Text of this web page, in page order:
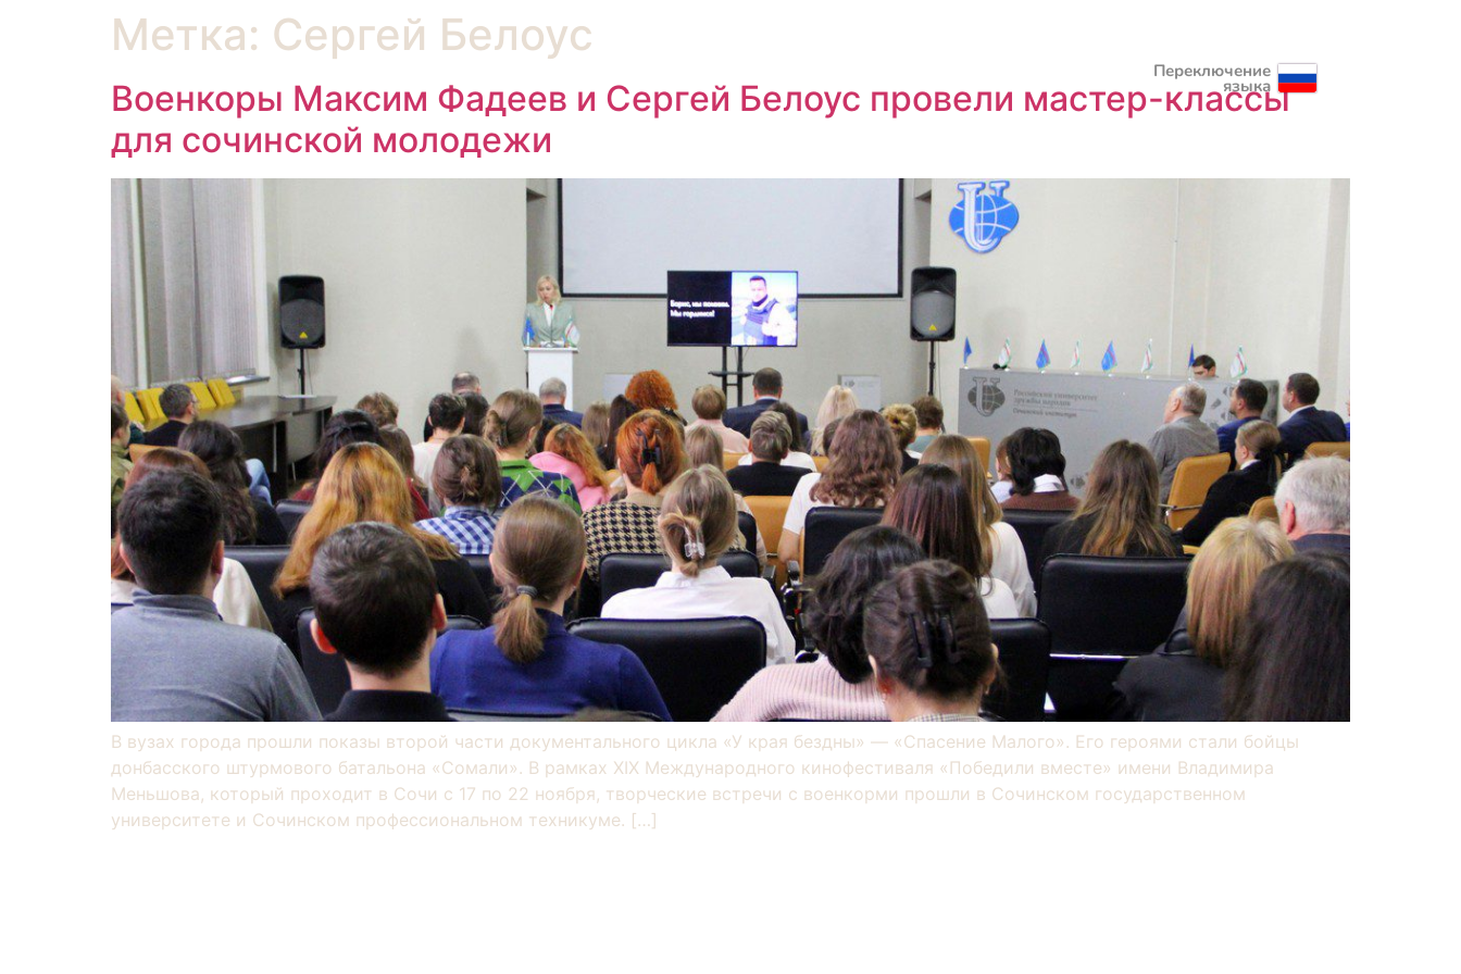
Метка: Сергей Белоус
Военкоры Максим Фадеев и Сергей Белоус провели мастер-классы
для сочинской молодежи
В вузах города прошли показы второй части документального цикла «У края бездны» — «Спасение Малого». Его героями стали бойцы
донбасского штурмового батальона «Сомали». В рамках XIX Международного кинофестиваля «Победили вместе» имени Владимира
Меньшова, который проходит в Сочи с 17 по 22 ноября, творческие встречи с военкорми прошли в Сочинском государственном
университете и Сочинском профессиональном техникуме. […]
Переключение
языка